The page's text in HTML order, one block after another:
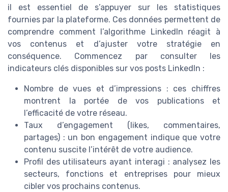
il est essentiel de s’appuyer sur les statistiques
fournies par la plateforme. Ces données permettent de
comprendre comment l’algorithme LinkedIn réagit à
vos contenus et d’ajuster votre stratégie en
conséquence. Commencez par consulter les
indicateurs clés disponibles sur vos posts LinkedIn :
Nombre de vues et d’impressions : ces chiffres
montrent la portée de vos publications et
l’efficacité de votre réseau.
Taux d’engagement (likes, commentaires,
partages) : un bon engagement indique que votre
contenu suscite l’intérêt de votre audience.
Profil des utilisateurs ayant interagi : analysez les
secteurs, fonctions et entreprises pour mieux
cibler vos prochains contenus.